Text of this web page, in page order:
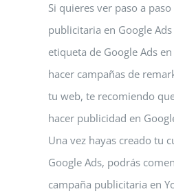
Si quieres ver paso a
publicitaria en Google
etiqueta de Google Ads
hacer campañas de
tu web, te recomiendo
hacer publicidad en
Una vez hayas creado tu
Google Ads, podrás
campaña publicitaria en